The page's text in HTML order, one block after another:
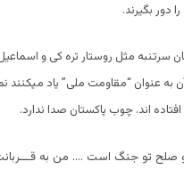
دور بگیرند.
سرتنبه مثل روستار تره کی و
به عنوان “مقاومت ملی” یاد
اند. چوب پاکستان صدا ندارد.
تو جنگ است …. من به